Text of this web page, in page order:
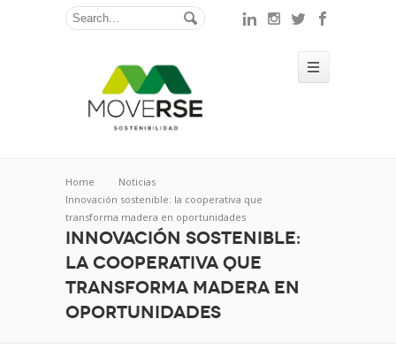
Home
Noticias
Innovación sostenible: la cooperativa que
transforma madera en oportunidades
Innovación sostenible:
la cooperativa que
transforma madera en
oportunidades